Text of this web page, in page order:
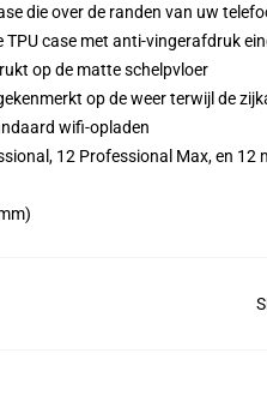
die over de randen van uw
TPU case met anti-vingerafdruk
op de matte schelpvloer
op de weer terwijl de
wifi-opladen
12 Professional Max, en